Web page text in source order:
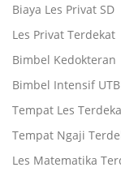
Biaya Les Privat SD
Les Privat Terdekat
Bimbel Kedokteran
Bimbel Intensif
Tempat Les
Tempat Ngaji
Les Matematika